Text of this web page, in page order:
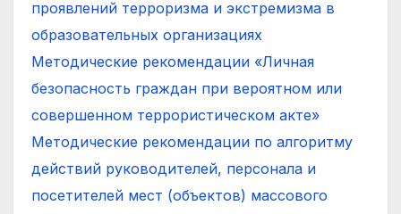
проявлений терроризма и экстремизма в
образовательных организациях
Методические рекомендации «Личная
безопасность граждан при вероятном или
совершенном террористическом акте»
Методические рекомендации по алгоритму
действий руководителей, персонала и
посетителей мест (объектов) массового